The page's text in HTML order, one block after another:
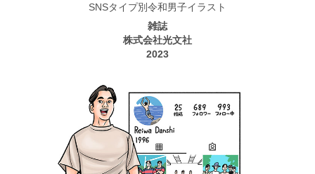
SNSタイプ別令和男子イラスト
雑誌
株式会社光文社
2023